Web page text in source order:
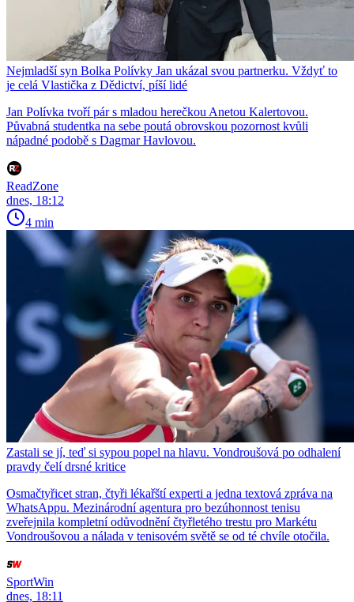
Nejmladší syn Bolka Polívky Jan ukázal svou partnerku. Vždyť to
je celá Vlastička z Dědictví, píší lidé
Jan Polívka tvoří pár s mladou herečkou Anetou Kalertovou.
Půvabná studentka na sebe poutá obrovskou pozornost kvůli
nápadné podobě s Dagmar Havlovou.
ReadZone
dnes, 18:12
4 min
Zastali se jí, teď si sypou popel na hlavu. Vondroušová po odhalení
pravdy čelí drsné kritice
Osmačtyřicet stran, čtyři lékařští experti a jedna textová zpráva na
WhatsAppu. Mezinárodní agentura pro bezúhonnost tenisu
zveřejnila kompletní odůvodnění čtyřletého trestu pro Markétu
Vondroušovou a nálada v tenisovém světě se od té chvíle otočila.
SportWin
dnes, 18:11